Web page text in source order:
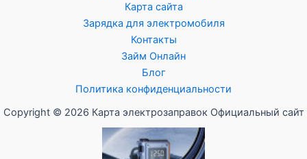
Карта сайта
Зарядка для электромобиля
Контакты
Займ Онлайн
Блог
Политика конфиденциальности
Copyright © 2026 Карта электрозаправок Официальный сайт